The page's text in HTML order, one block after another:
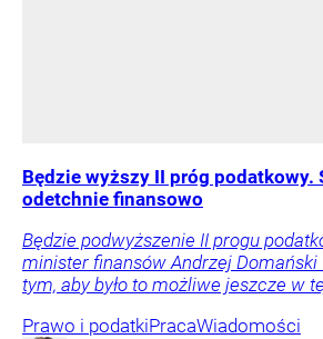
Będzie wyższy II próg podatkowy.
odetchnie finansowo
Będzie podwyższenie II progu
minister finansów Andrzej
tym, aby było to możliwe jeszcze w
Prawo i podatkiPracaWiadomości